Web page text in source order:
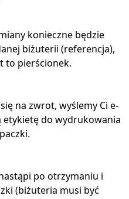
konieczne będzie
biżuterii (referencja),
to pierścionek.
na zwrot, wyślemy Ci e-
etykietę do wydrukowania
po otrzymaniu i
(biżuteria musi być